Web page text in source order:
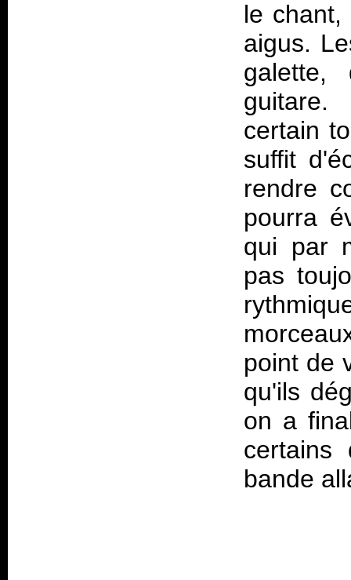
le
aigus.
certain
suffit
rendre
pourra
qui par
pas
point de
qu'ils
on a
certains